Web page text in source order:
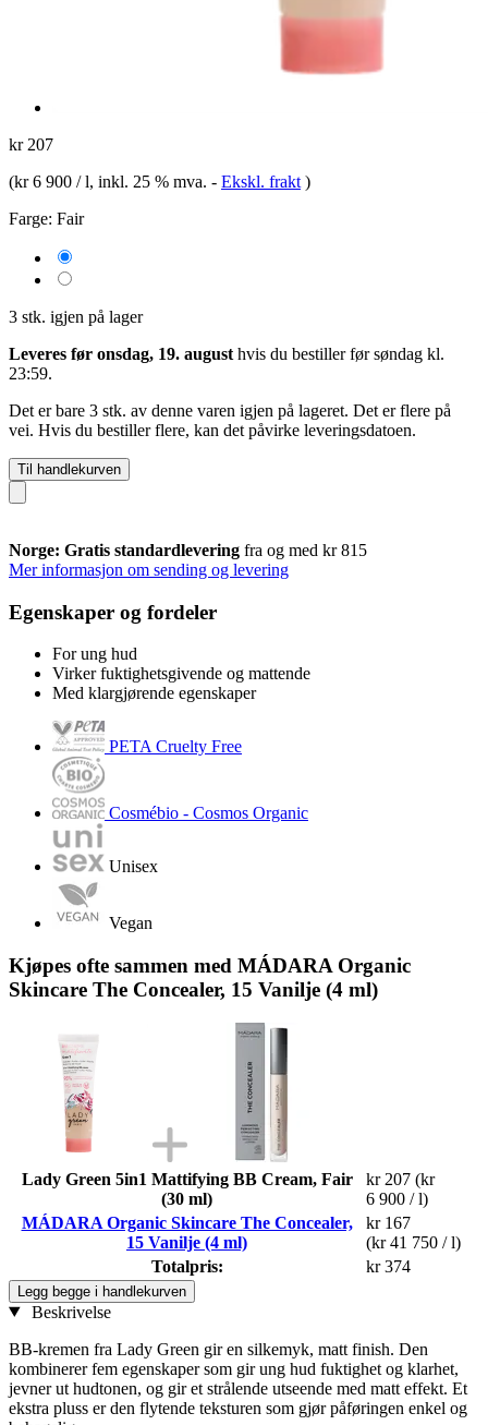
kr 207
(kr 6 900 / l, inkl. 25 % mva. - Ekskl. frakt )
Farge: Fair
3 stk. igjen på lager
Leveres før onsdag, 19. august hvis du bestiller førsøndag kl.
23:59.
Det er bare 3 stk. av denne varen igjen på lageret. Det er flere på
vei. Hvis du bestiller flere, kan det påvirke leveringsdatoen.
Til handlekurven
Norge: Gratis standardlevering fra og med kr 815
Mer informasjon om sending og levering
Egenskaper og fordeler
For ung hud
Virker fuktighetsgivende og mattende
Med klargjørende egenskaper
PETA Cruelty Free
Cosmébio - Cosmos Organic
Unisex
Vegan
Kjøpes ofte sammen med MÁDARA Organic
Skincare The Concealer, 15 Vanilje (4 ml)
Lady Green 5in1 Mattifying BB Cream, Fair
(30 ml)
kr 207 (kr
6 900 / l)
MÁDARA Organic Skincare The Concealer,
15 Vanilje (4 ml)
kr 167
(kr 41 750 / l)
Totalpris:
kr 374
Legg begge i handlekurven
Beskrivelse
BB-kremen fra Lady Green gir en silkemyk, matt finish. Den
kombinerer fem egenskaper som gir ung hud fuktighet og klarhet,
jevner ut hudtonen, og gir et strålende utseende med matt effekt. Et
ekstra pluss er den flytende teksturen som gjør påføringen enkel og